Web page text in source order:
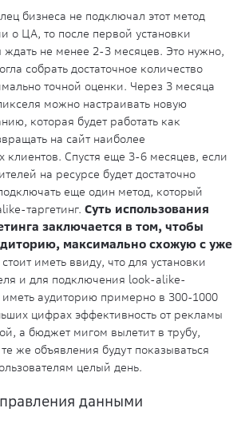
бизнеса не подключал этот метод
о ЦА, то после первой установки
ждать не менее 2-3 месяцев. Это нужно,
собрать достаточное количество
точной оценки. Через 3 месяца
можно настраивать новую
которая будет работать как
на сайт наиболее
клиентов. Спустя еще 3-6 месяцев, если
на ресурсе будет достаточно
еще один метод, который
таргетинг. Суть использования
заключается в том, чтобы
максимально схожую с уже
иметь ввиду, что для установки
и для подключения look-alike-
иметь аудиторию примерно в 300-1000
цифрах эффективность от рекламы
а бюджет мигом вылетит в трубу,
же объявления будут показываться
целый день.
данными